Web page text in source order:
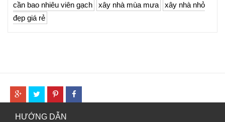
cần bao nhiêu viên gạch
xây nhà mùa mưa
xây nhà nhỏ
đẹp giá rẻ
HƯỚNG DẪN